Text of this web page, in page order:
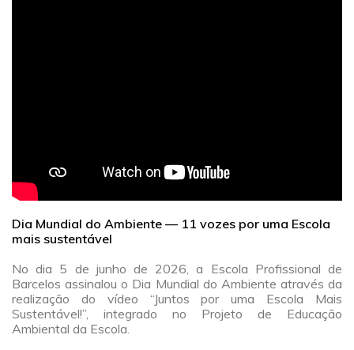
Dia Mundial do Ambiente — 11 vozes por uma Escola
mais sustentável
No dia 5 de junho de 2026, a Escola Profissional de
Barcelos assinalou o Dia Mundial do Ambiente através da
realização do vídeo “Juntos por uma Escola Mais
Sustentável!”, integrado no Projeto de Educação
Ambiental da Escola.